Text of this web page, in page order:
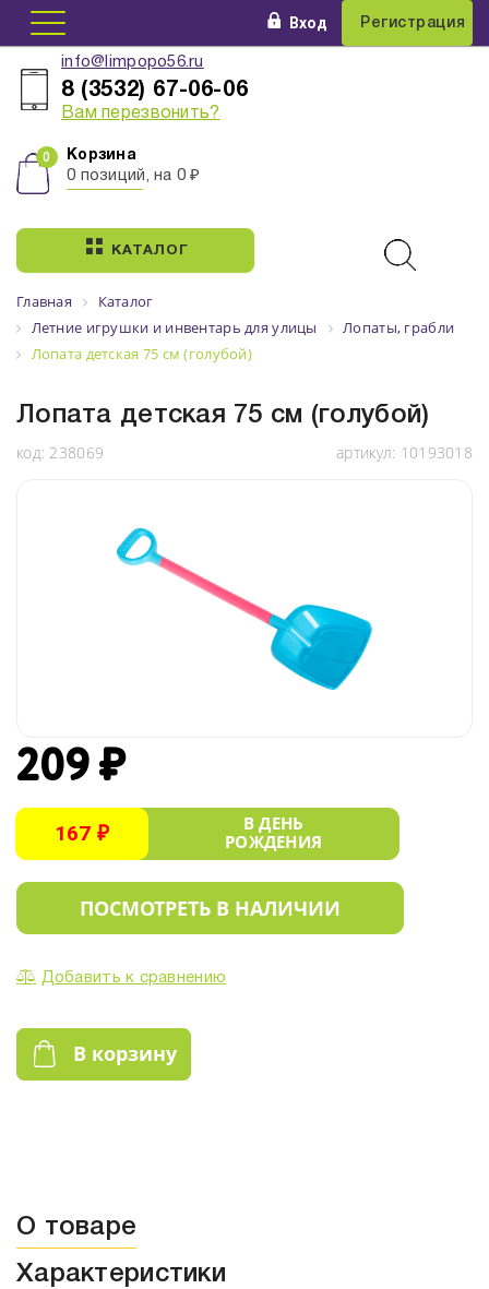
Вход Регистрация
info@limpopo56.ru
8 (3532) 67-06-06
Вам перезвонить?
Корзина
0 позиций, на 0 ₽
КАТАЛОГ
Главная
Каталог
Летние игрушки и инвентарь для улицы
Лопаты, грабли
Лопата детская 75 см (голубой)
Лопата детская 75 см (голубой)
код: 238069 артикул: 10193018
209 ₽
167 ₽
В ДЕНЬ
РОЖДЕНИЯ
ПОСМОТРЕТЬ В НАЛИЧИИ
Добавить к сравнению
В корзину
О товаре
Характеристики